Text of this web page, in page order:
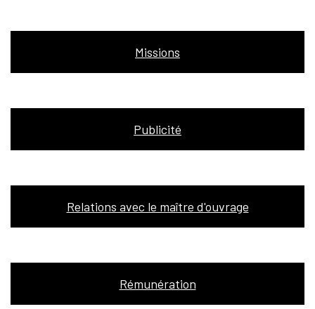
Missions
Publicité
Relations avec le maître d'ouvrage
Rémunération